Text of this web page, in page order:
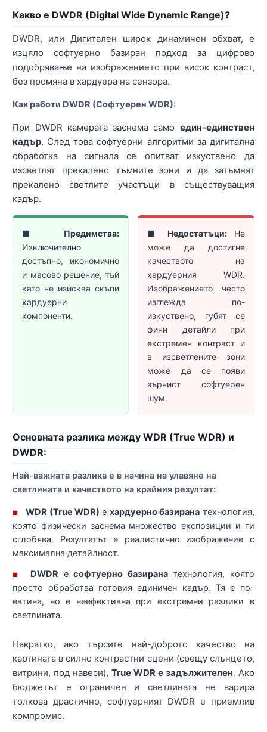
Какво е DWDR (Digital Wide Dynamic Range)?
DWDR, или Дигитален широк динамичен обхват, е
изцяло софтуерно базиран подход за цифрово
подобрявање на изображението при висок контраст,
без промяна в хардуера на сензора.
Как работи DWDR (Софтуерен WDR):
При DWDR камерата заснема само един-единствен
кадър. След това софтуерни алгоритми за дигитална
обработка на сигнала се опитват изкуствено да
изсветлят прекалено тъмните зони и да затъмнят
прекалено светлите участъци в съществуващия
кадър.
■ Предимства:
Изключително
достъпно, икономично
и масово решение, тъй
като не изисква скъпи
хардуерни
компоненти.
■ Недостатъци:Не
може да достигне
качеството на
хардуерния WDR.
Изображението често
изглежда по-
изкуствено, губят се
фини детайли при
екстремен контраст и
в изсветлените зони
може да се появи
зърнист софтуерен
шум.
Основната разлика между WDR (True WDR) и
DWDR:
Най-важната разлика е в начина на улавяне на
светлината и качеството на крайния резултат:
■ WDR (True WDR) е хардуерно базирана технология,
която физически заснема множество експозиции и ги
сглобява. Резултатът е реалистично изображение с
максимална детайлност.
■ DWDR есофтуерно базиранатехнология, която
просто обработва готовия единичен кадър. Тя е по-
евтина, но е неефективна при екстремни разлики в
светлината.
Накратко, ако търсите най-доброто качество на
картината в силно контрастни сцени (срещу слънцето,
витрини, под навеси),True WDR е задължителен. Ако
бюджетът е ограничен и светлината не варира
толкова драстично, софтуерният DWDR е приемлив
компромис.